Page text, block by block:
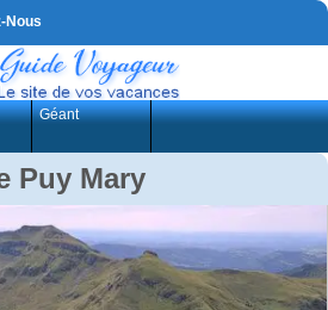
Nous
Géant
Puy Mary